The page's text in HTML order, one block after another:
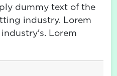
dummy text of the
industry. Lorem
Lorem